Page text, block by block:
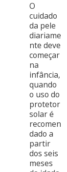
O
cuidado
da pele
diariame
nte deve
começar
na
infância,
quando
o uso do
protetor
solar é
recomen
dado a
partir
dos seis
meses